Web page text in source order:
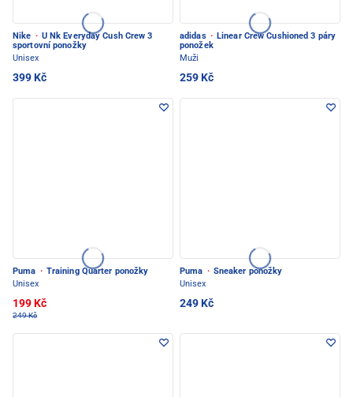
Nike · U Nk Everyday Cush Crew 3
sportovní ponožky
Unisex
399 Kč
adidas · Linear Crew Cushioned 3 páry
ponožek
Muži
259 Kč
Puma · Training Quarter ponožky
Unisex
199 Kč
249 Kč
Puma · Sneaker ponožky
Unisex
249 Kč